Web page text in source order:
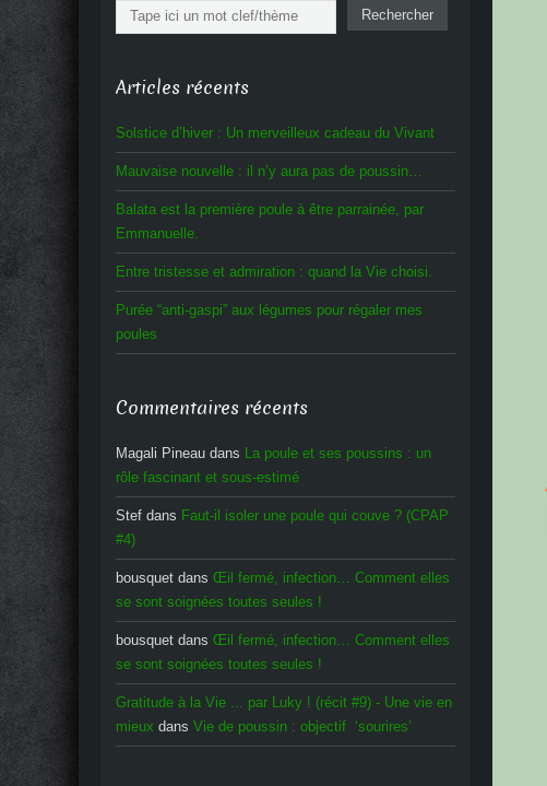
Rechercher Rechercher
Articles récents
Solstice d’hiver : Un merveilleux cadeau du Vivant
Mauvaise nouvelle : il n’y aura pas de poussin…
Balata est la première poule à être parrainée, par
Emmanuelle.
Entre tristesse et admiration : quand la Vie choisi.
Purée “anti-gaspi” aux légumes pour régaler mes
poules
Commentaires récents
Magali Pineau dans La poule et ses poussins : un
rôle fascinant et sous-estimé
Stef dans Faut-il isoler une poule qui couve ? (CPAP
#4)
bousquet dans Œil fermé, infection… Comment elles
se sont soignées toutes seules !
bousquet dans Œil fermé, infection… Comment elles
se sont soignées toutes seules !
Gratitude à la Vie ... par Luky ! (récit #9) - Une vie en
mieux dans Vie de poussin : objectif ‘sourires’